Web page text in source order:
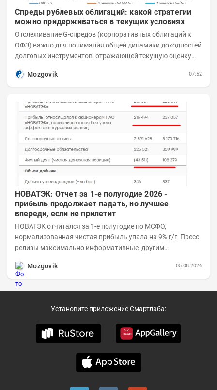
Спреды рублевых облигаций: какой стратегии
можно придерживаться в текущих условиях
Отслеживание G-спредов (корпоративных облигаций к
ОФЗ) важно для понимания общей динамики доходностей
долговых инструментов, отражающей текущую оценку
Mozgovik
07:52
НОВАТЭК: Отчет за 1-е полугодие 2026 -
прибыль продолжает падать, но лучшее
впереди, если не прилетит
НОВАТЭК отчитался за 1-е полугодие по МСФО,
нормализованная чистая прибыль упала на 9% г/г Пресс
релизы максимально информативные, другим
Mozgovik
05.08.2026
Установите приложение Смартлаба: